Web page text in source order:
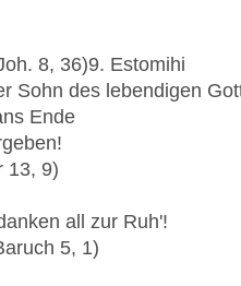
8, 36)9. Estomihi
Sohn des lebendigen
Ende
13, 9)
all zur Ruh'!
5, 1)